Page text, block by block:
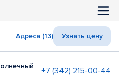
Адреса (13) Узнать цену
+7 (342) 215-00-44